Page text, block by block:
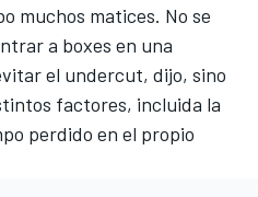
muchos matices. No se
a boxes en una
el undercut, dijo, sino
factores, incluida la
perdido en el propio